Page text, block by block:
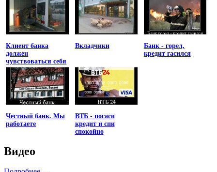
Клиент банка
должен
чувствоваться себя
униженным
Вкладчики
Банк - горел,
кредит гасился
Честный банк. Мы
работаете
ВТБ - погаси
кредит и спи
спокойно
Видео